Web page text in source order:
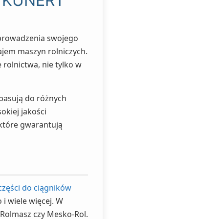
swojego
maszyn rolniczych.
rolnictwa, nie tylko w
do różnych
jakości
gwarantują
do ciągników
wiele więcej. W
czy Mesko-Rol.